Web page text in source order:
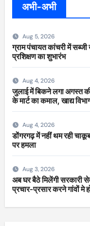
अभी-अभी
Aug 5, 2026
ग्राम पंचायत कांचरी में सब्जी
प्रशिक्षण का शुभारंभ
Aug 4, 2026
जुलाई में बिकने लगा अगस्त
के मार्ट का कमाल, खाद्य
सीज
Aug 4, 2026
डोंगरगढ़ में नहीं थम रही
पर हमला
Aug 3, 2026
अब घर बैठे मिलेंगी सरकारी
प्रचार-प्रसार करने गांवों मे